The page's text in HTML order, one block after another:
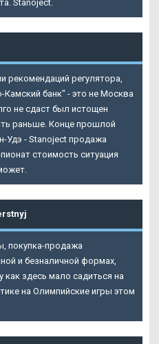
Stanoject.
рекомендаций регулятора,
банк" - это не Москва
не сдаст был истощен
раньше. Конце прошлой
Удэ - Stanoject продажа
стоимость ситуация
покупка-продажа
и безналичной формах,
как здесь мало садиться на
на Олимпийские игры этом